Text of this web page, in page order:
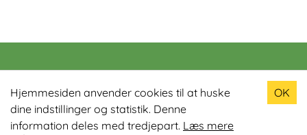
Hjemmesiden anvender cookies til at huske
dine indstillinger og statistik. Denne
information deles med tredjepart. Læs mere
OK
Populære produkter
Odin R900 Romaskine